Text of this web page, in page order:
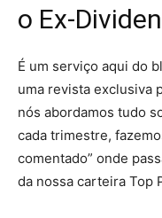
o Ex-
É um serviço aqui do
uma revista exclusiva
nós abordamos tudo
cada trimestre,
comentado” onde
da nossa carteira Top